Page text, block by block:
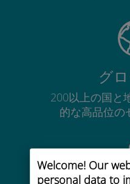
Welcome! Our
personal data to
グ
200以上の国と
的な高品位の